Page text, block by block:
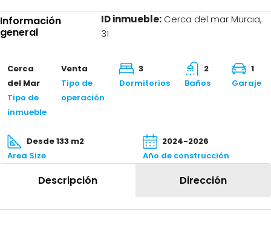
Información
general
ID inmueble:Cerca del mar Murcia,
31
Cerca
del Mar
Tipo de
inmueble
Venta
Tipo de
operación
3
Dormitorios
2
Baños
1
Garaje
Desde 133 m2
Area Size
2024-2026
Año de construcción
Descripción Dirección